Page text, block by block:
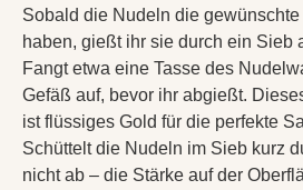
Sobald die Nudeln die
haben, gießt ihr sie durch ein Sieb
Fangt etwa eine Tasse des
Gefäß auf, bevor ihr abgießt.
ist flüssiges Gold für die perfekte
Schüttelt die Nudeln im Sieb kurz
nicht ab – die Stärke auf der